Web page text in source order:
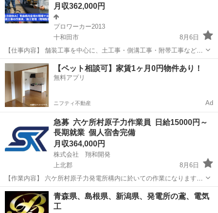
月収362,000円
プロワーカー2013
十和田市
8月6日
【仕事内容】 舗装工事を中心に、土工事・側溝工事・附帯工事などを
行う仕事です。 現場へは社用車（2t車等・MT車）で向かいます。 作
業員・施工管理ともに、県内全域の現場が中心ですが、1〜3月頃は岩
手・秋田・宮城・福島な...
青森 十和田市 その他 業務
【ペット相談可】家賃1ヶ月0円物件あり！
無料アプリ
ニフティ不動産 Ad
急募 六ケ所村原子力作業員 日給15000円～
長期就業 個人宿舎完備
月収364,000円
株式会社 翔和開発
上北郡
8月6日
【作業内容】 六ケ所村原子力発電所構内に於いての作業になります。
・機械据え付け作業等における手元作業 ・鍛冶作業（ガス切断、溶接
等）の手元作業 ※その他付帯作業あります。柔軟に対応できる方が望
ましいです。 ※...
青森 上北郡 土木
青森県、島根県、新潟県、発電所の鳶、電気
工